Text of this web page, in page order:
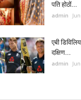
पति होठों...
admin
एबी
दक्षिण...
admin